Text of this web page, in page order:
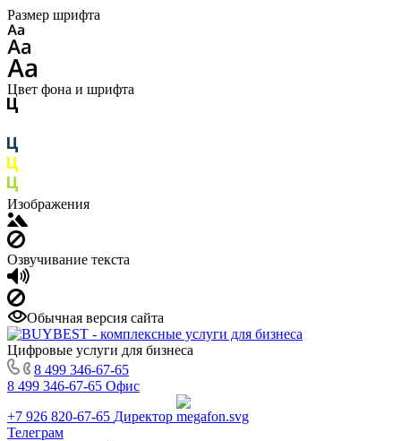
Размер шрифта
Цвет фона и шрифта
Изображения
Озвучивание текста
Обычная версия сайта
Цифровые услуги для бизнеса
8 499 346-67-65
8 499 346-67-65 Офис
+7 926 820-67-65 Директор
Телеграм